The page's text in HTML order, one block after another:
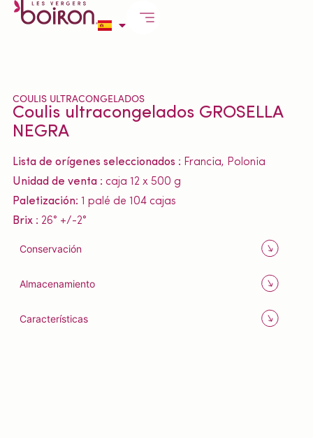
COULIS ULTRACONGELADOS
Coulis ultracongelados GROSELLA
NEGRA
Lista de orígenes seleccionados : Francia, Polonia
Unidad de venta : caja 12 x 500 g
Paletización: 1 palé de 104 cajas
Brix : 26° +/-2°
Conservación
Almacenamiento
Características